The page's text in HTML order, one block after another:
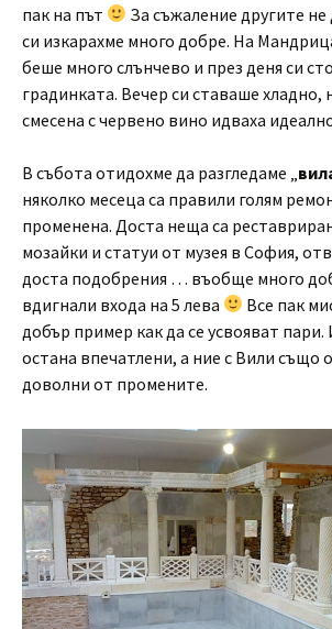
пак на път
За съжаление другите
си изкарахме много добре. На
беше много слънчево и през деня си
градинката. Вечер си ставаше хладно,
смесена с червено вино идваха
В събота отидохме да разгледаме „
няколко месеца са правили голям
променена. Доста неща са
мозайки и статуи от музея в София,
доста подобрения … въобще много
вдигнали входа на 5 лева
Все пак
добър пример как да се усвояват
остана впечатлени, а ние с Вили също
доволни от промените.